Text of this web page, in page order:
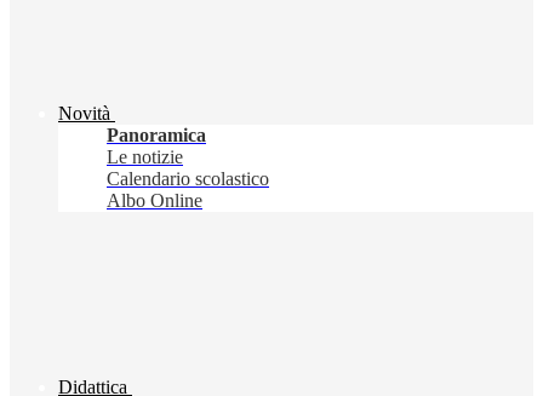
Novità
Panoramica
Le notizie
Calendario scolastico
Albo Online
Didattica